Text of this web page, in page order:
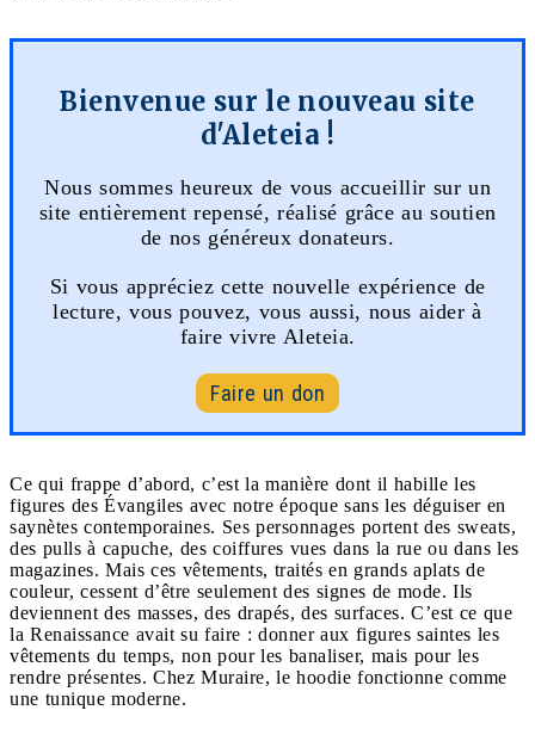
Bienvenue sur le nouveau site
d'Aleteia !
Nous sommes heureux de vous accueillir sur un
site entièrement repensé, réalisé grâce au soutien
de nos généreux donateurs.
Si vous appréciez cette nouvelle expérience de
lecture, vous pouvez, vous aussi, nous aider à
faire vivre Aleteia.
Faire un don
Ce qui frappe d’abord, c’est la manière dont il habille les
figures des Évangiles avec notre époque sans les déguiser en
saynètes contemporaines. Ses personnages portent des sweats,
des pulls à capuche, des coiffures vues dans la rue ou dans les
magazines. Mais ces vêtements, traités en grands aplats de
couleur, cessent d’être seulement des signes de mode. Ils
deviennent des masses, des drapés, des surfaces. C’est ce que
la Renaissance avait su faire : donner aux figures saintes les
vêtements du temps, non pour les banaliser, mais pour les
rendre présentes. Chez Muraire, le hoodie fonctionne comme
une tunique moderne.